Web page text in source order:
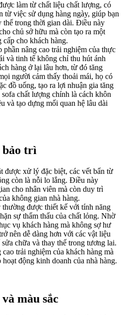
làm từ chất liệu chất lượng, có
từ việc sử dụng hàng ngày, giúp bạn
thế trong thời gian dài. Điều này
chủ sở hữu mà còn tạo ra một
cấp cho khách hàng.
phần nâng cao trải nghiệm của thực
và tinh tế không chỉ thu hút ánh
hàng ở lại lâu hơn, từ đó tăng
người cảm thấy thoải mái, họ có
đồ uống, tạo ra lợi nhuận gia tăng
chất lượng chính là cách khôn
và tạo dựng mối quan hệ lâu dài
bảo trì
được xử lý đặc biệt, các vết bẩn từ
còn là nỗi lo lắng. Điều này
cho nhân viên mà còn duy trì
không gian nhà hàng.
được thiết kế với tính năng
sự thẩm thấu của chất lỏng. Nhờ
vụ khách hàng mà không sợ hư
nên dễ dàng hơn với các vật liệu
chữa và thay thế trong tương lai.
trải nghiệm của khách hàng mà
động kinh doanh của nhà hàng.
màu sắc